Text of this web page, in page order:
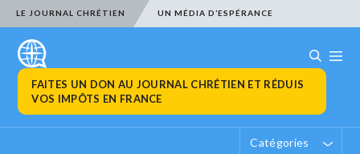
LE JOURNAL CHRÉTIEN UN MÉDIA D’ESPÉRANCE
FAITES UN DON AU JOURNAL CHRÉTIEN ET RÉDUIS
VOS IMPÔTS EN FRANCE
Catégories